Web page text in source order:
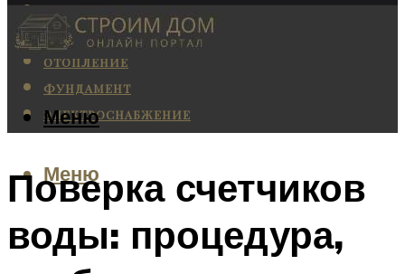
КАНАЛИЗАЦИЯ
КОНДИЦИОНИРОВАНИЕ
ОТОПЛЕНИЕ
ФУНДАМЕНТ
ЭЛЕКТРОСНАБЖЕНИЕ
Меню
Меню
Поверка счетчиков
воды: процедура,